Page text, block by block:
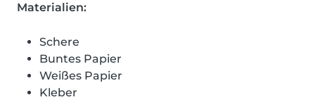
Materialien:
Schere
Buntes Papier
Weißes Papier
Kleber